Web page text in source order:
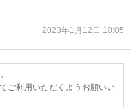
2023年1月12日 10:05
ご利用いただくようお願いい